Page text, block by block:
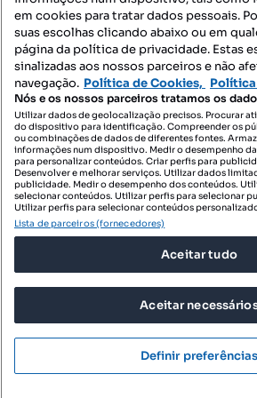
Mapa do Site
Contacte-nos
SIGA-NOS:
DESCARREGAR NA:
© 2026 Imovirtual.com, OLX
TERMOS DE
POLÍTICA DE
CONFIGURAÇÕES DE
em cookies para tratar dados pessoais.
suas escolhas clicando abaixo ou em
página da política de privacidade. Estas
sinalizadas aos nossos parceiros e não
navegação. Política de Cookies,
Nós e os nossos parceiros tratamos os
Utilizar dados de geolocalização precisos. Procurar
do dispositivo para identificação. Compreender os
ou combinações de dados de diferentes fontes.
informações num dispositivo. Medir o desempenho
para personalizar conteúdos. Criar perfis para
Desenvolver e melhorar serviços. Utilizar dados
publicidade. Medir o desempenho dos conteúdos.
selecionar conteúdos. Utilizar perfis para selecionar
Utilizar perfis para selecionar conteúdos
Lista de parceiros (fornecedores)
Aceitar tudo
Aceitar
Definir preferências